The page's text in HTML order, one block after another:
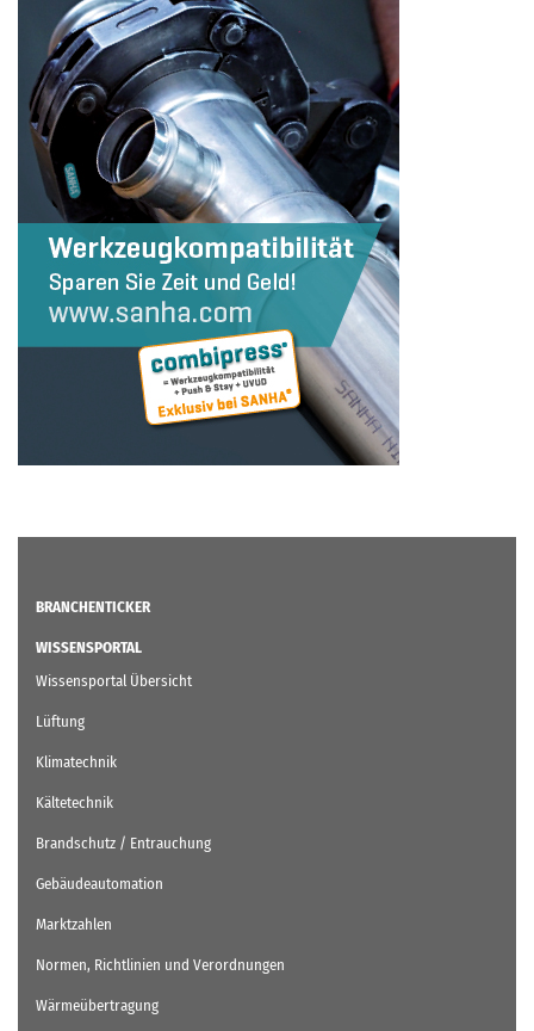
BRANCHENTICKER
WISSENSPORTAL
Wissensportal Übersicht
Lüftung
Klimatechnik
Kältetechnik
Brandschutz / Entrauchung
Gebäudeautomation
Marktzahlen
Normen, Richtlinien und Verordnungen
Wärmeübertragung